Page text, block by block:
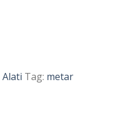
Alati Tag: metar